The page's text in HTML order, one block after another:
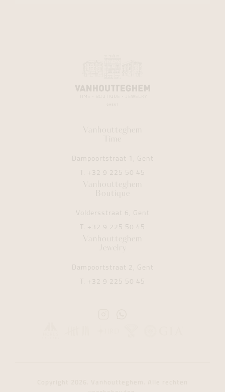
Vanhoutteghem
Time
Dampoortstraat 1, Gent
T. +32 9 225 50 45
Vanhoutteghem
Boutique
Voldersstraat 6, Gent
T. +32 9 225 50 45
Vanhoutteghem
Jewelry
Dampoortstraat 2, Gent
T. +32 9 225 50 45